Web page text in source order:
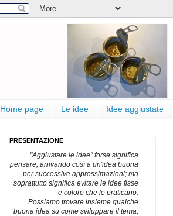
Home page Le idee Idee aggiustate
PRESENTAZIONE
"Aggiustare le idee" forse significa
pensare, arrivando così a un'idea buona
per successive approssimazioni; ma
soprattutto significa evitare le idee fisse
e coloro che le praticano.
Possiamo trovare insieme qualche
buona idea su come sviluppare il tema,